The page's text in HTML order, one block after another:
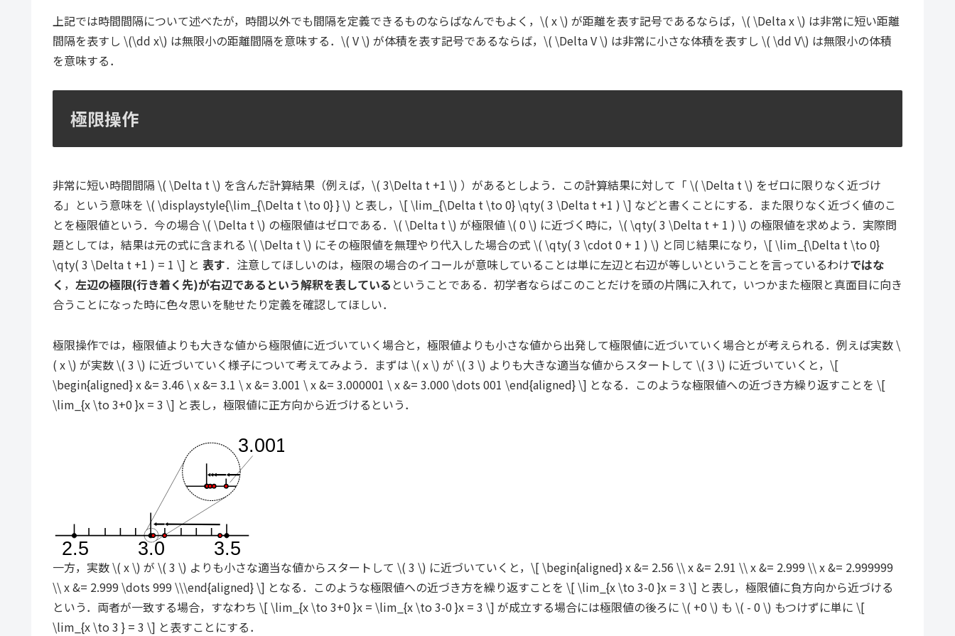
上記では時間間隔について述べたが，時間以外でも間隔を定義できるものならばなんでもよく，\( x \) が距離を表す記号であるならば，\( \Delta x \) は非常に短い距離
間隔を表すし \(\dd x\) は無限小の距離間隔を意味する．\( V \) が体積を表す記号であるならば，\( \Delta V \) は非常に小さな体積を表すし \( \dd V\) は無限小の体積
を意味する．
極限操作
非常に短い時間間隔 \( \Delta t \) を含んだ計算結果（例えば，\( 3\Delta t +1 \) ）があるとしよう．この計算結果に対して「 \( \Delta t \) をゼロに限りなく近づけ
る」という意味を \( \displaystyle{\lim_{\Delta t \to 0} } \) と表し，\[ \lim_{\Delta t \to 0} \qty( 3 \Delta t +1 ) \] などと書くことにする．また限りなく近づく値のこ
とを極限値という．今の場合 \( \Delta t \) の極限値はゼロである．\( \Delta t \) が極限値 \( 0 \) に近づく時に，\( \qty( 3 \Delta t + 1 ) \) の極限値を求めよう．実際問
題としては，結果は元の式に含まれる \( \Delta t \) にその極限値を無理やり代入した場合の式 \( \qty( 3 \cdot 0 + 1 ) \) と同じ結果になり，\[ \lim_{\Delta t \to 0}
\qty( 3 \Delta t +1 ) = 1 \] と 表す．注意してほしいのは， 極限の場合のイコールが意味していることは単に左辺と右辺が等しいということを言っているわけではな
く ， 左辺の極限(行き着く先)が右辺であるという解釈を表している ということである．初学者ならばこのことだけを頭の片隅に入れて，いつかまた極限と真面目に向き
合うことになった時に色々思いを馳せたり定義を確認してほしい．
極限操作では，極限値よりも大きな値から極限値に近づいていく場合と，極限値よりも小さな値から出発して極限値に近づいていく場合とが考えられる．例えば実数 \
( x \) が実数 \( 3 \) に近づいていく様子について考えてみよう．まずは \( x \) が \( 3 \) よりも大きな適当な値からスタートして \( 3 \) に近づいていくと，\[
\begin{aligned} x &= 3.46 \ x &= 3.1 \ x &= 3.001 \ x &= 3.000001 \ x &= 3.000 \dots 001 \end{aligned} \] となる．このような極限値への近づき方繰り返すことを \[
\lim_{x \to 3+0 }x = 3 \] と表し，極限値に正方向から近づけるという．
一方，実数 \( x \) が \( 3 \) よりも小さな適当な値からスタートして \( 3 \) に近づいていくと，\[ \begin{aligned} x &= 2.56 \\ x &= 2.91 \\ x &= 2.999 \\ x &= 2.999999
\\ x &= 2.999 \dots 999 \\\end{aligned} \] となる．このような極限値への近づき方を繰り返すことを \[ \lim_{x \to 3-0 }x = 3 \] と表し，極限値に負方向から近づける
という．両者が一致する場合，すなわち \[ \lim_{x \to 3+0 }x = \lim_{x \to 3-0 }x = 3 \] が成立する場合には極限値の後ろに \( +0 \) も \( - 0 \) もつけずに単に \[
\lim_{x \to 3 } = 3 \] と表すことにする．